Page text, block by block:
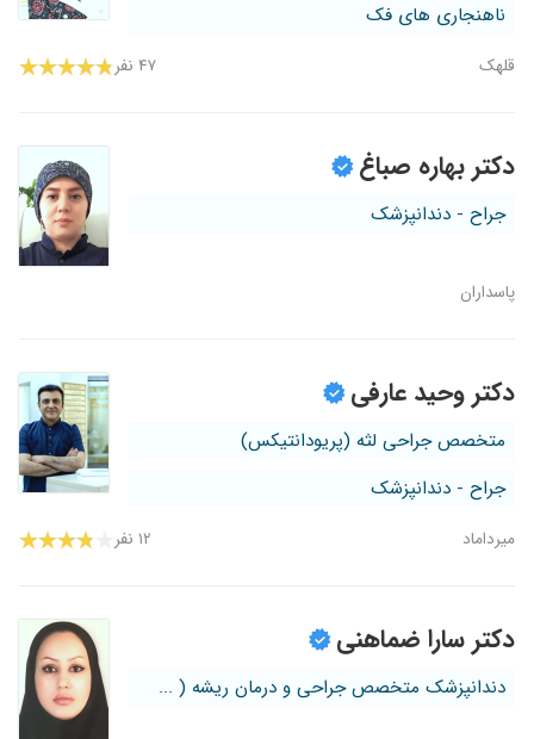
ناهنجاری های فک
قلهک ۴۷ نفر
دکتر بهاره صباغ
جراح - دندانپزشک
پاسداران
دکتر وحید عارفی
متخصص جراحی لثه (پریودانتیکس)
جراح - دندانپزشک
میرداماد ۱۲ نفر
دکتر سارا ضماهنی
دندانپزشک متخصص جراحی و درمان ریشه ( ...